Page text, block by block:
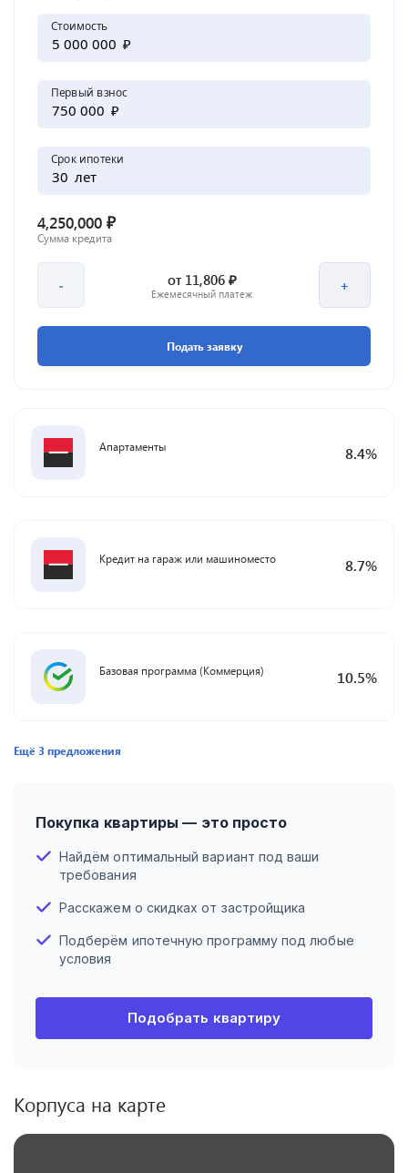
Стоимость
₽
Первый взнос
₽
Срок ипотеки
лет
4,250,000 ₽
Сумма кредита
- от 11,806 ₽
Ежемесячный платеж +
Подать заявку
Апартаменты 8.4%
Кредит на гараж или машиноместо 8.7%
Базовая программа (Коммерция) 10.5%
Ещё3предложения
Покупка квартиры — это просто
Найдём оптимальный вариант под ваши
требования
Расскажем о скидках от застройщика
Подберём ипотечную программу под любые
условия
Подобрать квартиру
Корпуса на карте